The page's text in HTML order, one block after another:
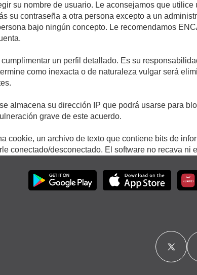
su nombre de usuario. Le aconsejamos que
su contraseña a otra persona excepto a un
bajo ningún concepto. Le recomendamos
un perfil detallado. Es su
como inexacta o de naturaleza vulgar será
almacena su dirección IP que podrá usarse para
grave de este acuerdo.
cookie, un archivo de texto que contiene bits de
conectado/desconectado. El software no recava ni